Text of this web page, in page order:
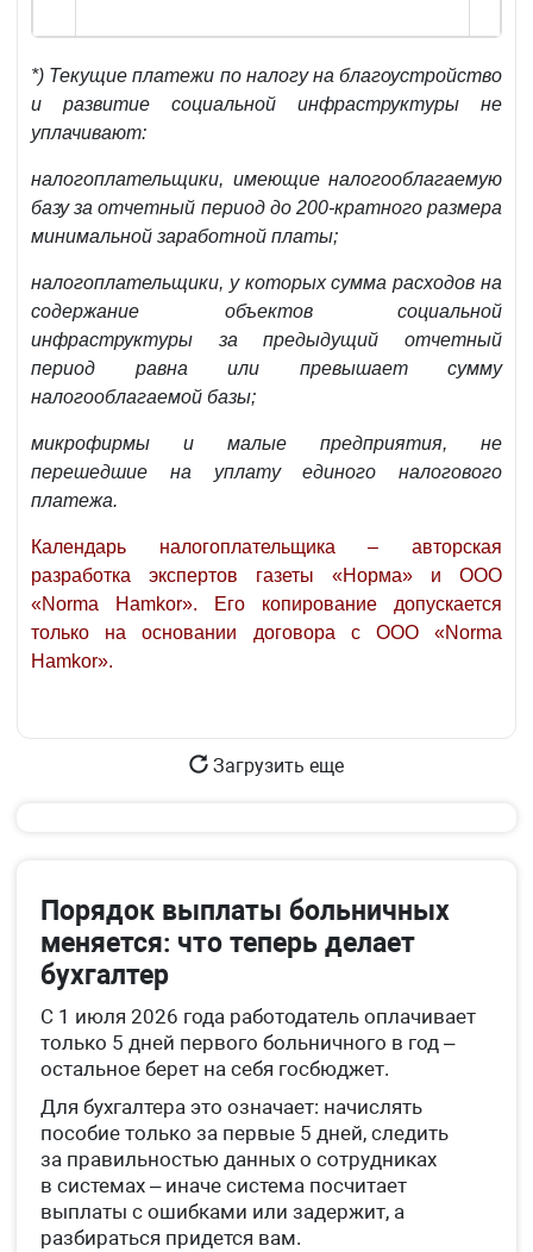
*) Текущие платежи по налогу на благоустройство
и развитие социальной инфраструктуры не
уплачивают:
налогоплательщики, имеющие налогооблагаемую
базу за отчетный период до 200-кратного размера
минимальной заработной платы;
налогоплательщики, у которых сумма расходов на
содержание объектов социальной
инфраструктуры за предыдущий отчетный
период равна или превышает сумму
налогооблагаемой базы;
микрофирмы и малые предприятия, не
перешедшие на уплату единого налогового
платежа.
Календарь налогоплательщика – авторская
разработка экспертов газеты «Норма» и ООО
«Norma Hamkor». Его копирование допускается
только на основании договора с ООО «Norma
Hamkor».
Загрузить еще
Порядок выплаты больничных
меняется: что теперь делает
бухгалтер
С 1 июля 2026 года работодатель оплачивает
только 5 дней первого больничного в год –
остальное берет на себя госбюджет.
Для бухгалтера это означает: начислять
пособие только за первые 5 дней, следить
за правильностью данных о сотрудниках
в системах – иначе система посчитает
выплаты с ошибками или задержит, а
разбираться придется вам.